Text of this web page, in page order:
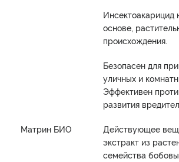
Матрин БИО
Инсектоакарицид
основе,
происхождения.
Безопасен для
уличных и
Эффективен
развития
Действующее
экстракт из
семейства